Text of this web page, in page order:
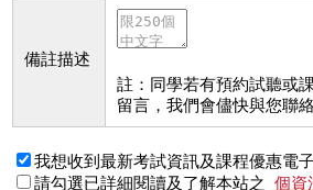
備註描述
註：同學若有預約試聽或
留言，我們會儘快與您聯絡
我想收到最新考試資訊及課程優惠電
請勾選已詳細閱讀及了解本站之
個資